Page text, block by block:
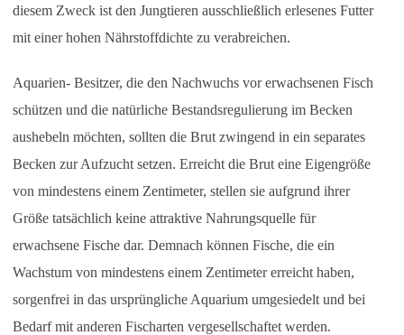
diesem Zweck ist den Jungtieren ausschließlich erlesenes Futter
mit einer hohen Nährstoffdichte zu verabreichen.
Aquarien- Besitzer, die den Nachwuchs vor erwachsenen Fisch
schützen und die natürliche Bestandsregulierung im Becken
aushebeln möchten, sollten die Brut zwingend in ein separates
Becken zur Aufzucht setzen. Erreicht die Brut eine Eigengröße
von mindestens einem Zentimeter, stellen sie aufgrund ihrer
Größe tatsächlich keine attraktive Nahrungsquelle für
erwachsene Fische dar. Demnach können Fische, die ein
Wachstum von mindestens einem Zentimeter erreicht haben,
sorgenfrei in das ursprüngliche Aquarium umgesiedelt und bei
Bedarf mit anderen Fischarten vergesellschaftet werden.